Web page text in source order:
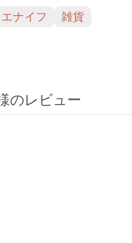
ナイフ 雑貨
のレビュー